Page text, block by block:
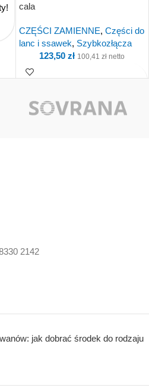
cala
CZĘŚCI ZAMIENNE, Części do
lanc i ssawek, Szybkozłącza
123,50 zł 100,41 zł netto
Punkty!
2142
jak dobrać środek do rodzaju